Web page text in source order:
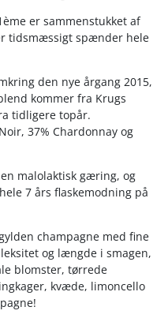
er sammenstukket af
tidsmæssigt spænder hele
den nye årgang 2015,
kommer fra Krugs
tidligere topår.
37% Chardonnay og
malolaktisk gæring, og
7 års flaskemodning på
champagne med fine
og længde i smagen,
blomster, tørrede
kvæde, limoncello